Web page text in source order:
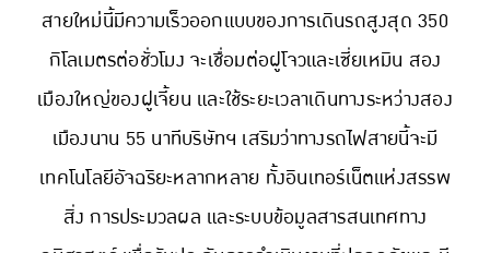
สายใหม่นี้มีความเร็วออกแบบของการเดินรถสูงสุด 350
กิโลเมตรต่อชั่วโมง จะเชื่อมต่อฝูโจวและเซี่ยเหมิน สอง
เมืองใหญ่ของฝูเจี้ยน และใช้ระยะเวลาเดินทางระหว่างสอง
เมืองนาน 55 นาทีบริษัทฯ เสริมว่าทางรถไฟสายนี้จะมี
เทคโนโลยีอัจฉริยะหลากหลาย ทั้งอินเทอร์เน็ตแห่งสรรพ
สิ่ง การประมวลผล และระบบข้อมูลสารสนเทศทาง